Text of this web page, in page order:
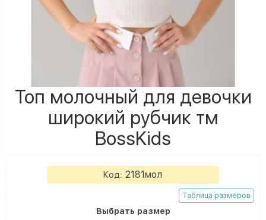
Топ молочный для девочки
широкий рубчик тм
BossKids
Код: 2181мол
Таблица размеров
Выбрать размеp